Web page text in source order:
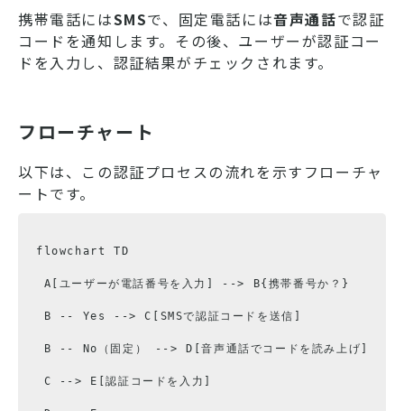
携帯電話にはSMSで、固定電話には音声通話で認証
コードを通知します。その後、ユーザーが認証コー
ドを入力し、認証結果がチェックされます。
フローチャート
以下は、この認証プロセスの流れを示すフローチャ
ートです。
flowchart TD
A[ユーザーが電話番号を入力] --> B{携帯番号か？}
B -- Yes --> C[SMSで認証コードを送信]
B -- No（固定） --> D[音声通話でコードを読み上げ]
C --> E[認証コードを入力]